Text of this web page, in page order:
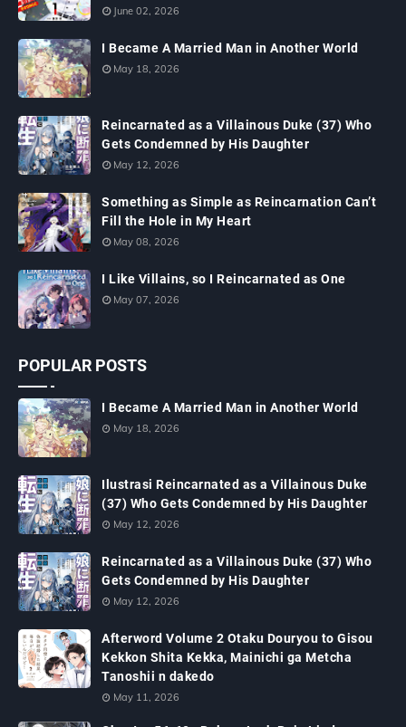
June 02, 2026
I Became A Married Man in Another World
May 18, 2026
Reincarnated as a Villainous Duke (37) Who
Gets Condemned by His Daughter
May 12, 2026
Something as Simple as Reincarnation Can’t
Fill the Hole in My Heart
May 08, 2026
I Like Villains, so I Reincarnated as One
May 07, 2026
POPULAR POSTS
I Became A Married Man in Another World
May 18, 2026
Ilustrasi Reincarnated as a Villainous Duke
(37) Who Gets Condemned by His Daughter
May 12, 2026
Reincarnated as a Villainous Duke (37) Who
Gets Condemned by His Daughter
May 12, 2026
Afterword Volume 2 Otaku Douryou to Gisou
Kekkon Shita Kekka, Mainichi ga Metcha
Tanoshii n dakedo
May 11, 2026